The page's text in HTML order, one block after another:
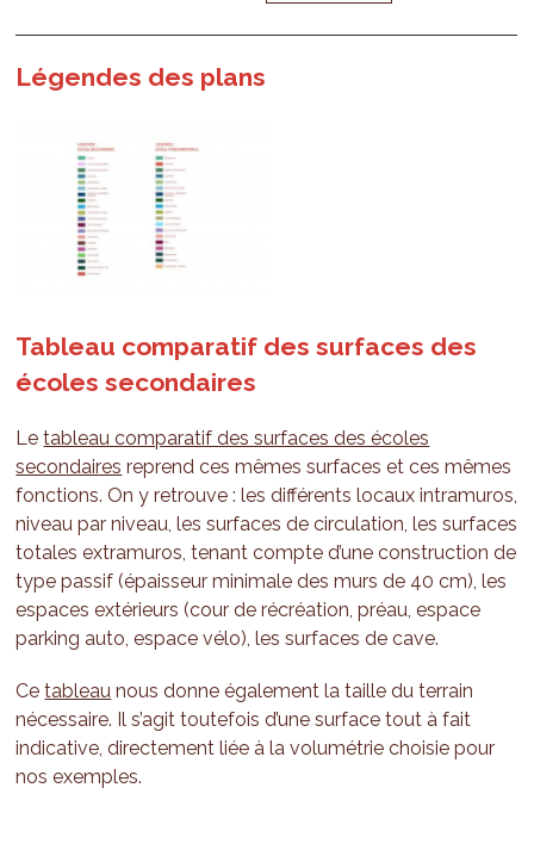
Légendes des plans
Tableau comparatif des surfaces des
écoles secondaires
Letableau comparatif des surfaces des écoles
secondaires reprend ces mêmes surfaces et ces mêmes
fonctions. On y retrouve : les différents locaux intramuros,
niveau par niveau, les surfaces de circulation, les surfaces
totales extramuros, tenant compte d’une construction de
type passif (épaisseur minimale des murs de 40 cm), les
espaces extérieurs (cour de récréation, préau, espace
parking auto, espace vélo), les surfaces de cave.
Cetableau nous donne également la taille du terrain
nécessaire. Il s’agit toutefois d’une surface tout à fait
indicative, directement liée à la volumétrie choisie pour
nos exemples.